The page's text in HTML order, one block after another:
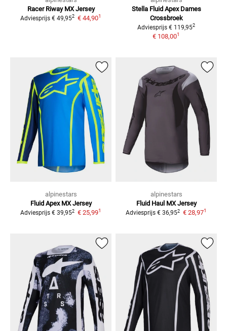
Racer Riway MX Jersey
Adviesprijs € 49,952 € 44,901
Stella Fluid Apex Dames
Crossbroek
Adviesprijs € 119,952
€ 108,001
alpinestars
Fluid Apex MX Jersey
Adviesprijs € 39,952 € 25,991
alpinestars
Fluid Haul MX Jersey
Adviesprijs € 36,952 € 28,971